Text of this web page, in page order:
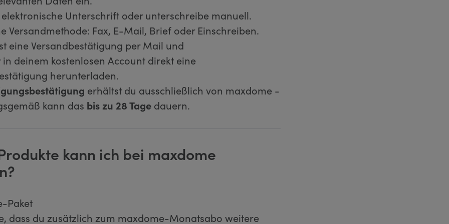
Unterschrift oder unterschreibe manuell.
Versandmethode: Fax, E-Mail, Brief oder Einschreiben.
eine Versandbestätigung per Mail und
deinem kostenlosen Account direkt eine
herunterladen.
erhältst du ausschließlich von maxdome -
kann das bis zu 28 Tage dauern.
kann ich bei maxdome
Paket
dass du zusätzlich zum maxdome-Monatsabo weitere